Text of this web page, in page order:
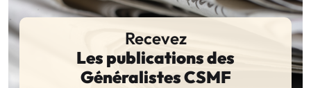
Recevez
Les publications des
Généralistes CSMF